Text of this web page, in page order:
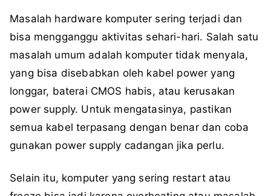
Masalah hardware komputer sering terjadi dan
bisa mengganggu aktivitas sehari-hari. Salah satu
masalah umum adalah komputer tidak menyala,
yang bisa disebabkan oleh kabel power yang
longgar, baterai CMOS habis, atau kerusakan
power supply. Untuk mengatasinya, pastikan
semua kabel terpasang dengan benar dan coba
gunakan power supply cadangan jika perlu.
Selain itu, komputer yang sering restart atau